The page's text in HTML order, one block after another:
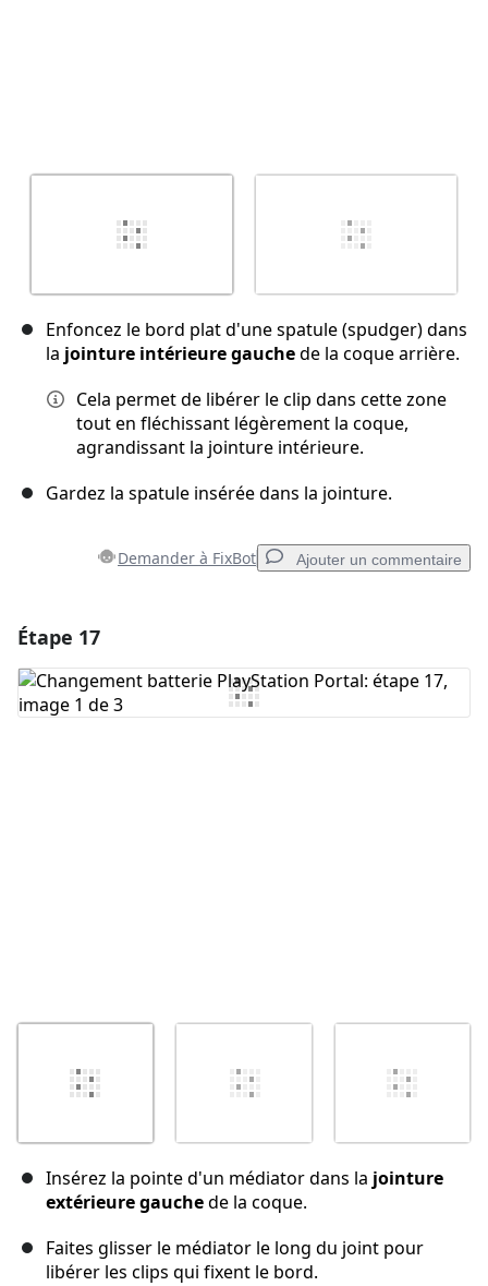
Enfoncez le bord plat d'une spatule (spudger) dans
la jointure intérieure gauchede la coque arrière.
Cela permet de libérer le clip dans cette zone
tout en fléchissant légèrement la coque,
agrandissant la jointure intérieure.
Gardez la spatule insérée dans la jointure.
Demander à FixBot Ajouter un commentaire
Ajouter un commentaire
Étape 17
Insérez la pointe d'un médiator dans la jointure
extérieure gauchede la coque.
Faites glisser le médiator le long du joint pour
libérer les clips qui fixent le bord.